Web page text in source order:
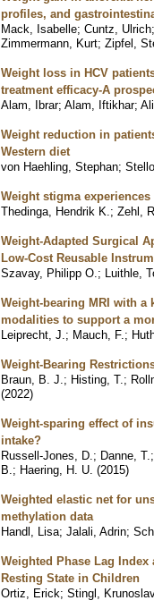
profiles, and
Mack, Isabelle; Cuntz, Ulrich
Zimmermann, Kurt; Zipfel,
Weight loss in HCV
treatment efficacy-A
Alam, Ibrar; Alam, Iftikhar;
Weight reduction in
Western diet
von Haehling, Stephan;
Weight stigma
Thedinga, Hendrik K. ; Zehl,
Weight-Adapted Surgical
Low-Cost Reusable
Szavay, Philipp O. ; Luithle,
Weight-bearing MRI with a
modalities to support a
Leiprecht, J. ; Mauch, F. ;
Weight-Bearing
Braun, B. J. ; Histing, T. ;
(2022)
Weight-sparing effect of
intake?
Russell-Jones, D. ; Danne, T.
B. ; Haering, H. U. (2015)
Weighted elastic net for
methylation data
Handl, Lisa; Jalali, Adrin;
Weighted Phase Lag
Resting State in Children
Ortiz, Erick; Stingl,